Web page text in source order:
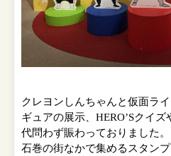
クレヨンしんちゃんと仮面ラ
ギュアの展示、HERO’Sクイ
代問わず賑わっておりました。
石巻の街なかで集めるスタン